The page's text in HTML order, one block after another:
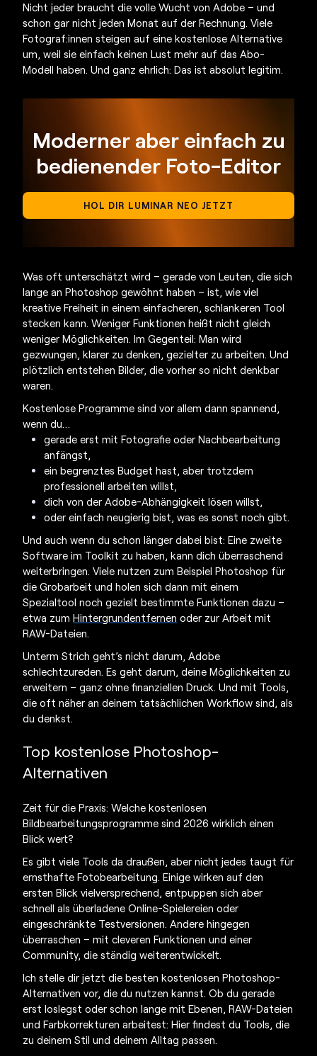
Nicht jeder braucht die volle Wucht von Adobe – und
schon gar nicht jeden Monat auf der Rechnung. Viele
Fotograf:innen steigen auf eine kostenlose Alternative
um, weil sie einfach keinen Lust mehr auf das Abo-
Modell haben. Und ganz ehrlich: Das ist absolut legitim.
Moderner aber einfach zu
bedienender Foto-Editor
HOL DIR LUMINAR NEO JETZT
Was oft unterschätzt wird – gerade von Leuten, die sich
lange an Photoshop gewöhnt haben – ist, wie viel
kreative Freiheit in einem einfacheren, schlankeren Tool
stecken kann. Weniger Funktionen heißt nicht gleich
weniger Möglichkeiten. Im Gegenteil: Man wird
gezwungen, klarer zu denken, gezielter zu arbeiten. Und
plötzlich entstehen Bilder, die vorher so nicht denkbar
waren.
Kostenlose Programme sind vor allem dann spannend,
wenn du…
gerade erst mit Fotografie oder Nachbearbeitung
anfängst,
ein begrenztes Budget hast, aber trotzdem
professionell arbeiten willst,
dich von der Adobe-Abhängigkeit lösen willst,
oder einfach neugierig bist, was es sonst noch gibt.
Und auch wenn du schon länger dabei bist: Eine zweite
Software im Toolkit zu haben, kann dich überraschend
weiterbringen. Viele nutzen zum Beispiel Photoshop für
die Grobarbeit und holen sich dann mit einem
Spezialtool noch gezielt bestimmte Funktionen dazu –
etwa zum Hintergrundentfernen oder zur Arbeit mit
RAW-Dateien.
Unterm Strich geht’s nicht darum, Adobe
schlechtzureden. Es geht darum, deine Möglichkeiten zu
erweitern – ganz ohne finanziellen Druck. Und mit Tools,
die oft näher an deinem tatsächlichen Workflow sind, als
du denkst.
Top kostenlose Photoshop-
Alternativen
Zeit für die Praxis: Welche kostenlosen
Bildbearbeitungsprogramme sind 2026 wirklich einen
Blick wert?
Es gibt viele Tools da draußen, aber nicht jedes taugt für
ernsthafte Fotobearbeitung. Einige wirken auf den
ersten Blick vielversprechend, entpuppen sich aber
schnell als überladene Online-Spielereien oder
eingeschränkte Testversionen. Andere hingegen
überraschen – mit cleveren Funktionen und einer
Community, die ständig weiterentwickelt.
Ich stelle dir jetzt die bestenkostenlosen Photoshop-
Alternativen vor, die du nutzen kannst. Ob du gerade
erst loslegst oder schon lange mit Ebenen, RAW-Dateien
und Farbkorrekturen arbeitest: Hier findest du Tools, die
zu deinem Stil und deinem Alltag passen.